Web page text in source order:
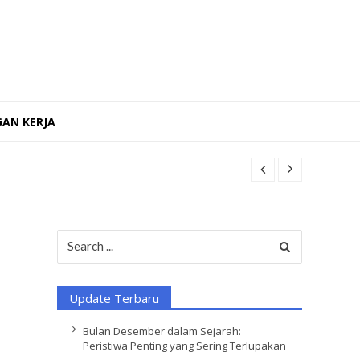
KERJA
for:
Update Terbaru
Bulan Desember dalam Sejarah:
Peristiwa Penting yang Sering Terlupakan